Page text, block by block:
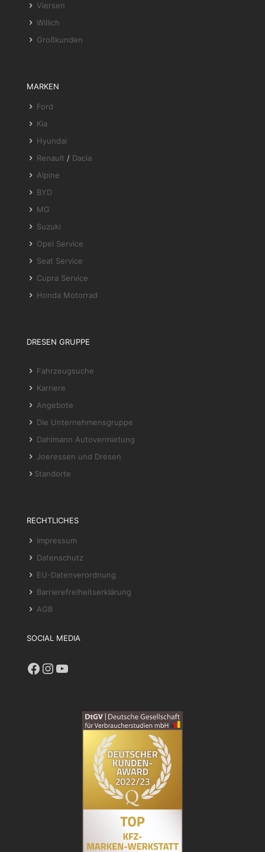
Viersen
Willich
Großkunden
MARKEN
Ford
Kia
Hyundai
Renault / Dacia
Alpine
BYD
MG
Suzuki
Opel Service
Seat Service
Cupra Service
Honda Motorrad
DRESEN GRUPPE
Fahrzeugsuche
Karriere
Angebote
Die Unternehmensgruppe
Dahlmann Autovermietung
Joeressen und Dresen
Standorte
RECHTLICHES
Impressum
Datenschutz
EU-Datenverordnung
Barrierefreiheitserklärung
AGB
SOCIAL MEDIA
Facebook
Instagram
YouTube